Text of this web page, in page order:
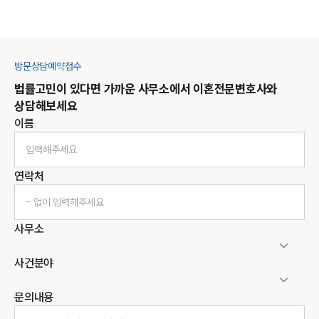
방문상담예약접수
법률고민이 있다면 가까운 사무소에서 이혼전문변호사와
상담해보세요
이름
연락처
사무소
사건분야
문의내용